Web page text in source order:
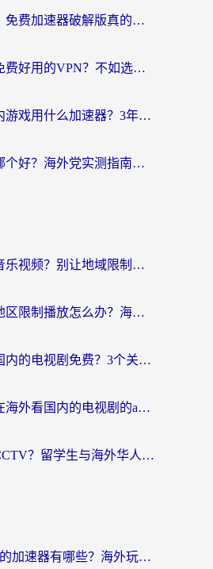
海外党别踩坑！免费加速器破解版真的能用？教你无缝访问国内资源的正确姿势
海外党必看：免费好用的VPN？不如选对转国内加速器实现无缝追剧
在阿根廷玩国内游戏用什么加速器？3年海外党亲测实用指南
迅游和小黑牛哪个好？海外党实测指南，选对中国地址加速器才能无缝刷国内资源
在海外如何听音乐视频？别让地域限制挡住你的华语旋律
央视影音海外地区限制播放怎么办？海外华人必看的追剧自由指南
在国外怎么看国内的电视剧免费？3个关键步骤+1款靠谱加速器帮你搞定
海外党必看：在海外看国内的电视剧的app选对了吗？3步解决地域限制烦恼
在海外如何看CCTV？留学生与海外华人的实用回国加速指南
国外打冒险岛2的加速器有哪些？海外玩家国服畅玩全攻略（附实测推荐）